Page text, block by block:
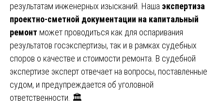
результатам инженерных изысканий. Наша экспертиза
проектно-сметной документации на капитальный
ремонт может проводиться как для оспаривания
результатов госэкспертизы, так и в рамках судебных
споров о качестве и стоимости ремонта. В судебной
экспертизе эксперт отвечает на вопросы, поставленные
судом, и предупреждается об уголовной
ответственности. 🏛️